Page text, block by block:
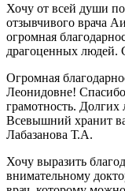
Хочу от всей души
отзывчивого врача
огромная
драгоценных людей.
Огромная
Леонидовне!
грамотность. Долгих
Всевышний хранит
Лабазанова Т.А.
Хочу выразить
внимательному